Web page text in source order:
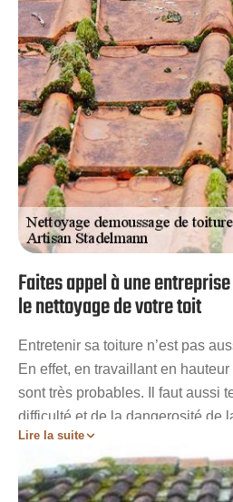
vous sont proposés.
Faites appel à une
le nettoyage de votre toit
Entretenir sa toiture n’est pas
En effet, en travaillant en
sont très probables. Il faut aussi
difficulté et de la dangerosité de
contraintes environnementales.
exposé à de nombreux
lignes électriques, coup de vent,
Lire la suite